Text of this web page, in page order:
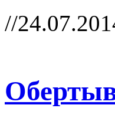
//